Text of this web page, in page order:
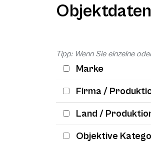
Objektdaten
Tipp: Wenn Sie einzelne
Marke
Firma /
Land /
Objektive